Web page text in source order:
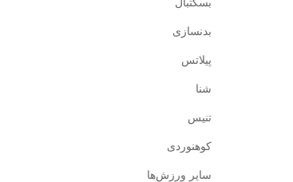
بدنسازی
پیلاتس
شنا
تنیس
کوهنوردی
سایر ورزش‌ها